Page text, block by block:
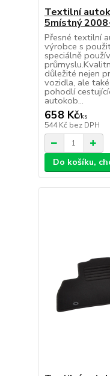
Textilní
5místný
Přesné textilní
výrobce s
speciálně
důležité nejen
vozidla, ale
pohodlí
autokob...
658 Kč/ks
544 Kč bez DPH
Do košíku,